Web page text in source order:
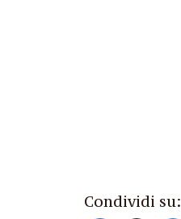
Condividi su: